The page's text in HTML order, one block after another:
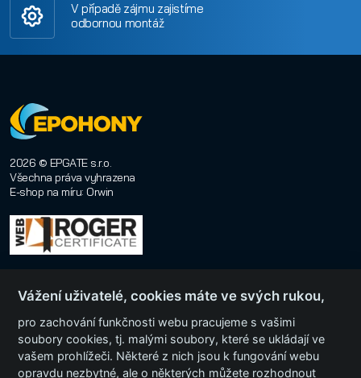
V případě zájmu zajistíme
odbornou montáž
2026 © EPGATE s.r.o.
Všechna práva vyhrazena
E-shop na míru: Orwin
Menu
Vážení uživatelé, cookies máte ve svých rukou,
pro zachování funkčnosti webu pracujeme s vašimi
soubory cookies, tj. malými soubory, které se ukládají ve
vašem prohlížeči. Některé z nich jsou k fungování webu
opravdu nezbytné, ale o některých můžete rozhodnout